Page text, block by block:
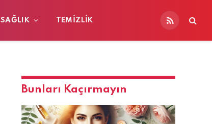
SAĞLIK TEMIZLIK
RSS
Bunları Kaçırmayın